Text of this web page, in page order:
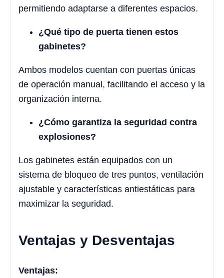
permitiendo adaptarse a diferentes espacios.
¿Qué tipo de puerta tienen estos
gabinetes?
Ambos modelos cuentan con puertas únicas
de operación manual, facilitando el acceso y la
organización interna.
¿Cómo garantiza la seguridad contra
explosiones?
Los gabinetes están equipados con un
sistema de bloqueo de tres puntos, ventilación
ajustable y características antiestáticas para
maximizar la seguridad.
Ventajas y Desventajas
Ventajas: